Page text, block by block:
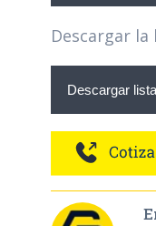
Descargar
Descargar